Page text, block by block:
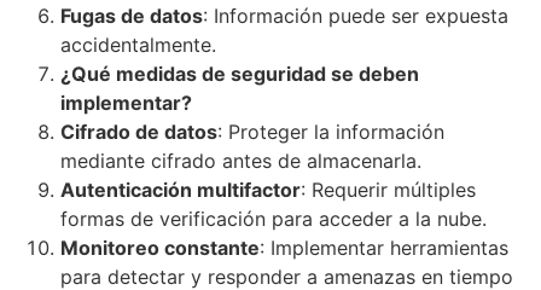
Fugas de datos: Información puede ser expuesta
accidentalmente.
¿Qué medidas de seguridad se deben
implementar?
Cifrado de datos: Proteger la información
mediante cifrado antes de almacenarla.
Autenticación multifactor: Requerir múltiples
formas de verificación para acceder a la nube.
Monitoreo constante: Implementar herramientas
para detectar y responder a amenazas en tiempo